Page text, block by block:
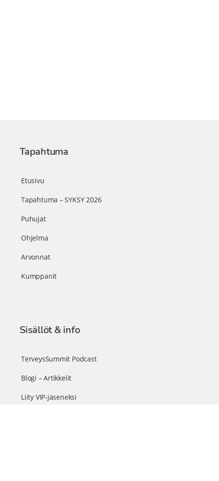
Tapahtuma
Etusivu
Tapahtuma – SYKSY 2026
Puhujat
Ohjelma
Arvonnat
Kumppanit
Sisällöt & info
TerveysSummit Podcast
Blogi – Artikkelit
Liity VIP-jäseneksi